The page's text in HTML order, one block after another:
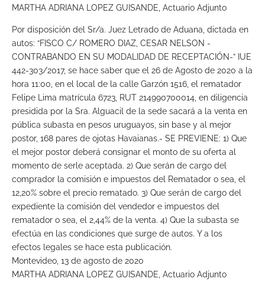
MARTHA ADRIANA LOPEZ GUISANDE, Actuario Adjunto
Por disposición del Sr/a. Juez Letrado de Aduana, dictada en
autos: “FISCO C/ ROMERO DIAZ, CESAR NELSON -
CONTRABANDO EN SU MODALIDAD DE RECEPTACIÓN-” IUE
442-303/2017, se hace saber que el 26 de Agosto de 2020 a la
hora 11:00, en el local de la calle Garzón 1516, el rematador
Felipe Lima matrícula 6723, RUT 214990700014, en diligencia
presidida por la Sra. Alguacil de la sede sacará a la venta en
pública subasta en pesos uruguayos, sin base y al mejor
postor, 168 pares de ojotas Havaianas.- SE PREVIENE: 1) Que
el mejor postor deberá consignar el monto de su oferta al
momento de serle aceptada. 2) Que serán de cargo del
comprador la comisión e impuestos del Rematador o sea, el
12,20% sobre el precio rematado. 3) Que serán de cargo del
expediente la comisión del vendedor e impuestos del
rematador o sea, el 2,44% de la venta. 4) Que la subasta se
efectúa en las condiciones que surge de autos. Y a los
efectos legales se hace esta publicación.
Montevideo, 13 de agosto de 2020
MARTHA ADRIANA LOPEZ GUISANDE, Actuario Adjunto